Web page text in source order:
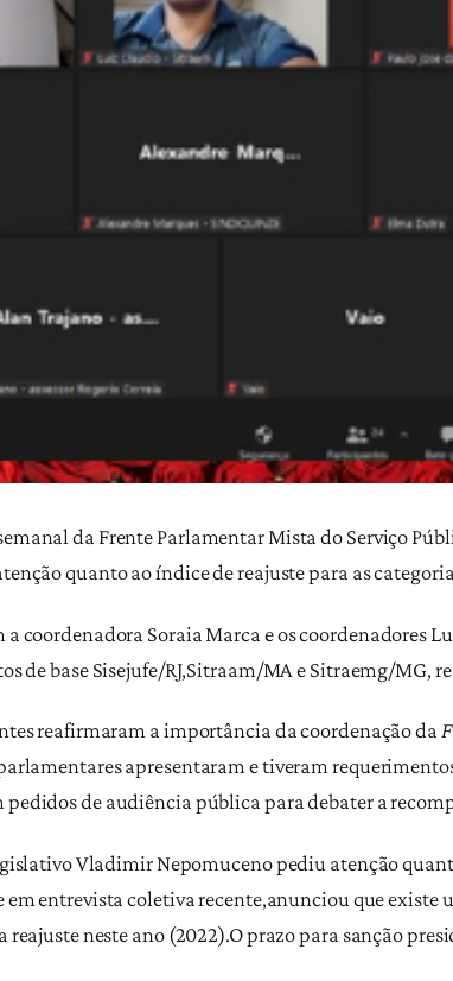
da Frente Parlamentar Mista do Serviço
quanto ao índice de reajuste para as
coordenadora Soraia Marca e os coordenadores
de base Sisejufe/RJ,Sitraam/MA e Sitraemg/MG,
reafirmaram a importância da coordenação da
parlamentares apresentaram e tiveram
pedidos de audiência pública para debater a
Vladimir Nepomuceno pediu atenção
em entrevista coletiva recente,anunciou que existe
reajuste neste ano (2022).O prazo para sanção